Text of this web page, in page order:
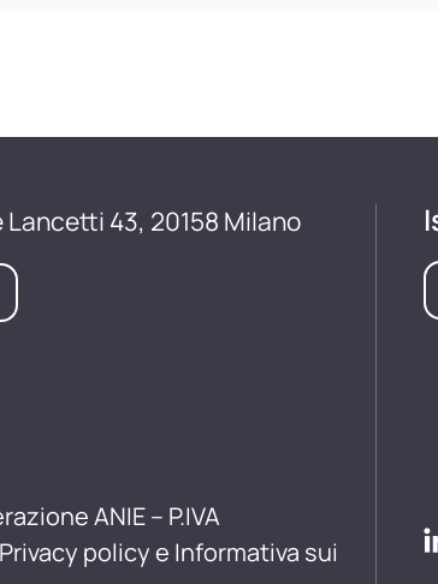
Lancetti 43, 20158 Milano
ANIE – P.IVA
Privacy policy e Informativa sui